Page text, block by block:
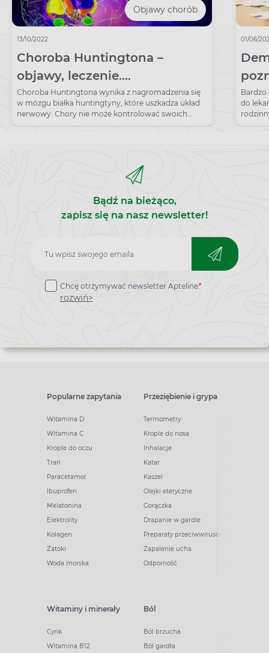
Objawy chorób
13/10/2022
Choroba Huntingtona –
objawy, leczenie.
Dziedziczenie pląsawicy
Choroba Huntingtona wynika z nagromadzenia się
w mózgu białka huntingtyny, które uszkadza układ
nerwowy. Chory nie może kontrolować swoich
ruchów.
01/06/
Bardzo
do
Bądź na bieżąco,
zapisz się na nasz newsletter!
Zapisz
do
newslettera
Chcę otrzymywać newsletter Apteline*
rozwiń>
Popularne zapytania
Witamina D
Witamina C
Krople do oczu
Tran
Paracetamol
Ibuprofen
Melatonina
Elektrolity
Kolagen
Zatoki
Woda morska
Przeziębienie i grypa
Termometry
Krople do nosa
Inhalacje
Katar
Kaszel
Olejki eteryczne
Gorączka
Drapanie w gardle
Preparaty przeciwwirusowe
Zapalenie ucha
Odporność
Witaminy i minerały
Cynk
Witamina B12
Ból
Ból brzucha
Ból gardła